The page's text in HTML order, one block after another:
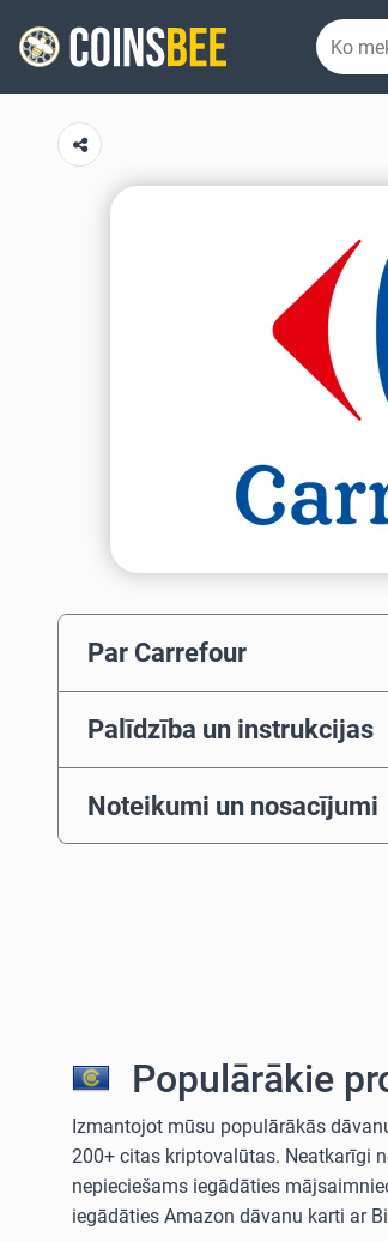
Par Carrefour
Palīdzība un instrukcijas
Noteikumi un nosacījumi
Populārākie
Izmantojot mūsu populārākās
200+ citas kriptovalūtas. Neatkarīgi
nepieciešams iegādāties
iegādāties Amazon dāvanu karti ar